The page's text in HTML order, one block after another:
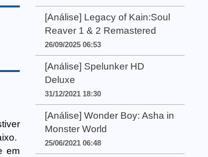
em
[Análise] Legacy of Kain:Soul
Reaver 1 & 2 Remastered
26/09/2025 06:53
[Análise] Spelunker HD
Deluxe
31/12/2021 18:30
[Análise] Wonder Boy: Asha in
Monster World
25/06/2021 06:48